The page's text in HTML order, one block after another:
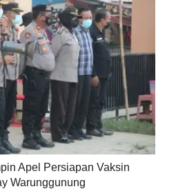
Apel Persiapan Vaksin
Warunggunung